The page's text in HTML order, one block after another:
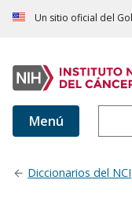
Un sitio oficial del
Menú
Diccionarios del NCI